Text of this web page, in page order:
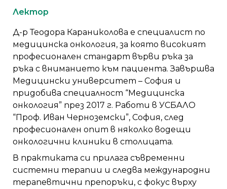
Лектор
Д-р Теодора Караниколова е специалист по
медицинска онкология, за която високият
професионален стандарт върви ръка за
ръка с вниманието към пациента. Завършва
Медицински университет – София и
придобива специалност “Медицинска
онкология” през 2017 г. Работи в УСБАЛО
“Проф. Иван Черноземски”, София, след
професионален опит в няколко водещи
онкологични клиники в столицата.
В практиката си прилага съвременни
системни терапии и следва международни
терапевтични препоръки, с фокус върху